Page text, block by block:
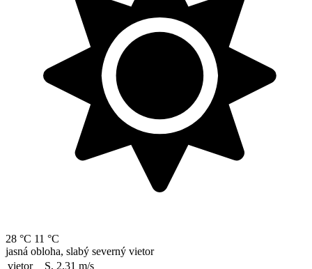
28 °C 11 °C
jasná obloha, slabý severný vietor
vietor
S, 2.31 m/s